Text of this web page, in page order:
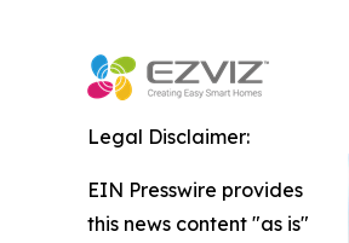
Legal Disclaimer:
EIN Presswire provides
this news content "as is"